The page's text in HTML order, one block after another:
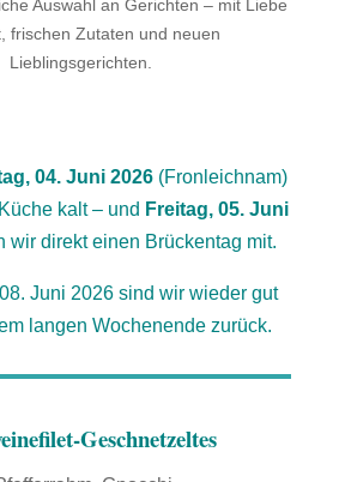
Auswahl an Gerichten – mit Liebe
frischen Zutaten und neuen
Lieblingsgerichten.
04. Juni 2026(Fronleichnam)
kalt – und Freitag, 05. Juni
wir direkt einen Brückentag mit.
Juni 2026 sind wir wieder gut
langen Wochenende zurück.
Geschnetzeltes